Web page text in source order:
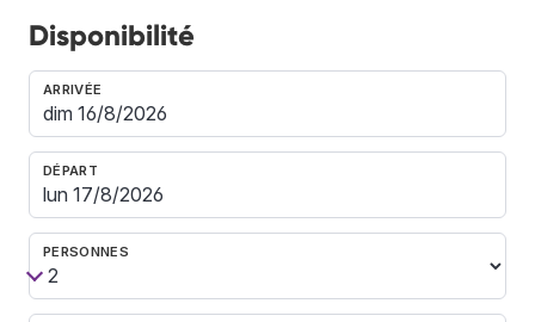
Disponibilité
ARRIVÉE
DÉPART
PERSONNES